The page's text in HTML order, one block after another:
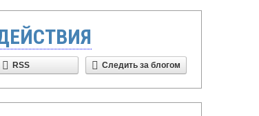
RSS Следить за блогом